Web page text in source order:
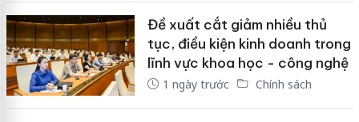
Đề xuất cắt giảm nhiều thủ
tục, điều kiện kinh doanh trong
lĩnh vực khoa học - công nghệ
1 ngày trước Chính sách